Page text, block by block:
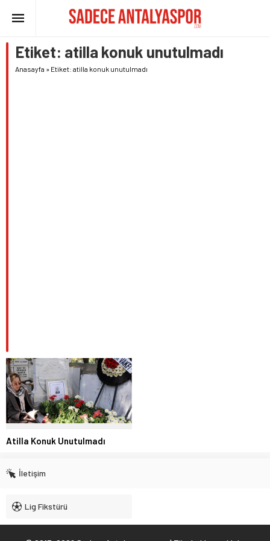
Etiket: atilla konuk unutulmadı
Anasayfa » Etiket: atilla konuk unutulmadı
Atilla Konuk Unutulmadı
İletişim
Lig Fikstürü